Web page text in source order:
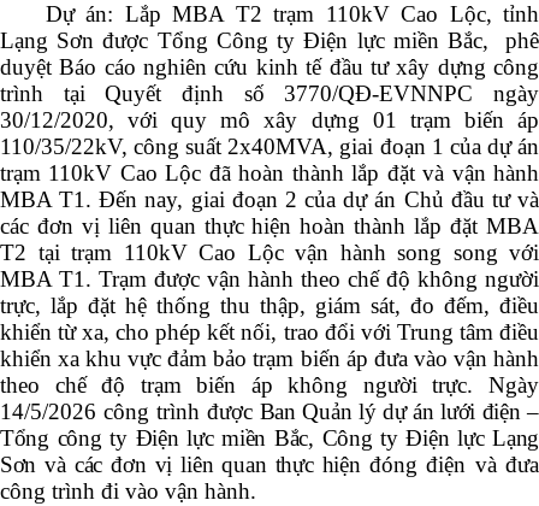
Dự án: Lắp MBA T2 trạm 110kV Cao Lộc, tỉnh
Lạng Sơn được Tổng Công ty Điện lực miền Bắc,
phê
duyệt Báo cáo nghiên cứu kinh tế đầu tư xây dựng công
trình tại Quyết định số 3770/QĐ-EVNNPC ngày
30/12/2020, với quy mô xây dựng 01 trạm biến áp
110/35/22kV, công suất 2x40MVA, giai đoạn 1 của dự án
trạm 110kV Cao Lộc đã hoàn thành lắp đặt và vận hành
MBA T1. Đến nay, giai đoạn 2 của dự án Chủ đầu tư và
các đơn vị liên quan thực hiện hoàn thành lắp đặt MBA
T2 tại trạm 110kV Cao Lộc vận hành song song với
MBA T1. Trạm được vận hành theo chế độ không người
trực, lắp đặt hệ thống thu thập, giám sát, đo đếm, điều
khiển từ xa, cho phép kết nối, trao đổi với Trung tâm điều
khiển xa khu vực đảm bảo trạm biến áp đưa vào vận hành
theo chế độ trạm biến áp không người trực. Ngày
14/5/2026 công trình được Ban Quản lý dự án lưới điện –
Tổng công ty Điện lực miền Bắc, Công ty Điện lực Lạng
Sơn và các đơn vị liên quan thực hiện đóng điện và đưa
công trình đi vào vận hành.